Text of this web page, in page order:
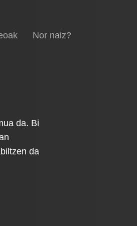
Nor naiz?
da. Bi
da